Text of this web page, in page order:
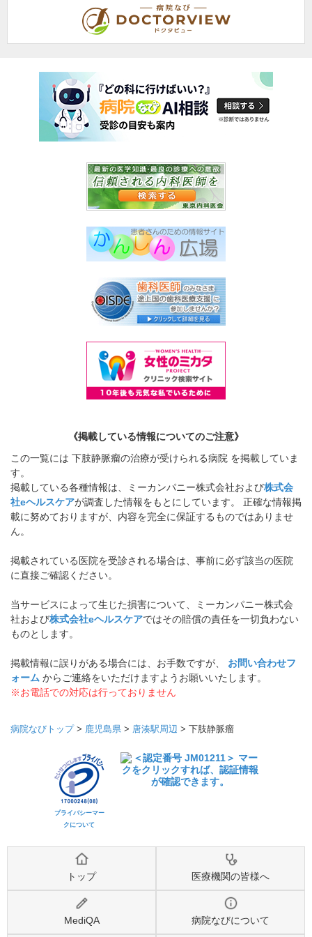
《掲載している情報についてのご注意》
この一覧には 下肢静脈瘤の治療が受けられる病院 を掲載していま
す。
掲載している各種情報は、ミーカンパニー株式会社および株式会
社eヘルスケアが調査した情報をもとにしています。 正確な情報掲
載に努めておりますが、内容を完全に保証するものではありませ
ん。
掲載されている医院を受診される場合は、事前に必ず該当の医院
に直接ご確認ください。
当サービスによって生じた損害について、ミーカンパニー株式会
社および株式会社eヘルスケアではその賠償の責任を一切負わない
ものとします。
掲載情報に誤りがある場合には、お手数ですが、 お問い合わせフ
ォーム からご連絡をいただけますようお願いいたします。
※お電話での対応は行っておりません
病院なびトップ> 鹿児島県 > 唐湊駅周辺 > 下肢静脈瘤
プライバシーマー
クについて
トップ 医療機関の皆様へ
MediQA 病院なびについて